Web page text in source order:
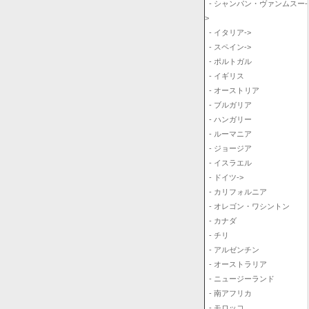
- シャンパン・ヴァンムスー-
>
- イタリア->
- スペイン->
- ポルトガル
- イギリス
- オーストリア
- ブルガリア
- ハンガリー
- ルーマニア
- ジョージア
- イスラエル
- ドイツ->
- カリフォルニア
- オレゴン・ワシントン
- カナダ
- チリ
- アルゼンチン
- オーストラリア
- ニュージーランド
- 南アフリカ